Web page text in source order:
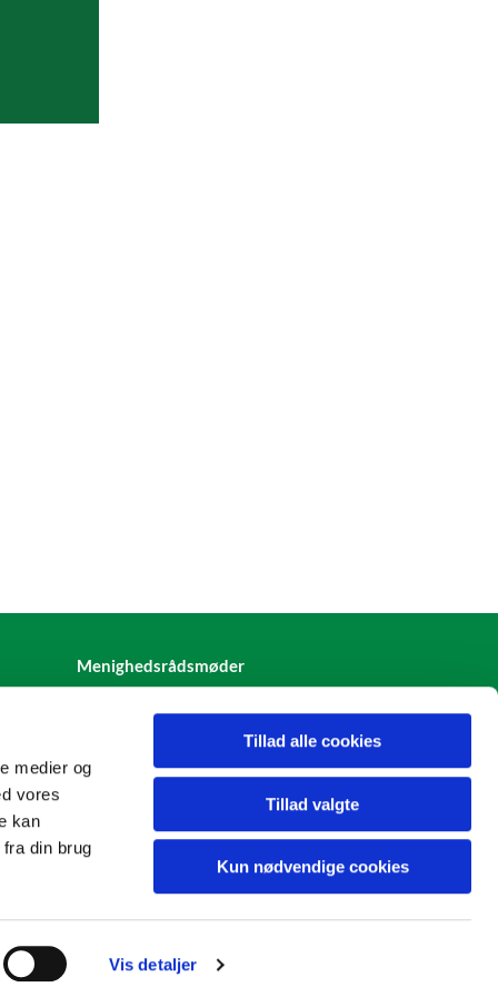
medier og
vores
kan
din brug
Vis detaljer
Tillad alle cookies
Tillad valgte
Kun nødvendige cookies
Menighedsrådsmøder